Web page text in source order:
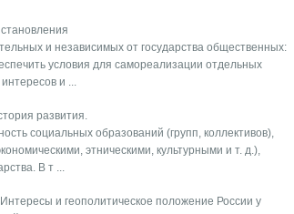
и независимых от государства общественных:
условия для самореализации отдельных
и ...
развития.
социальных образований (групп, коллективов),
этническими, культурными и т. д.),
В т ...
и геополитическое положение России у